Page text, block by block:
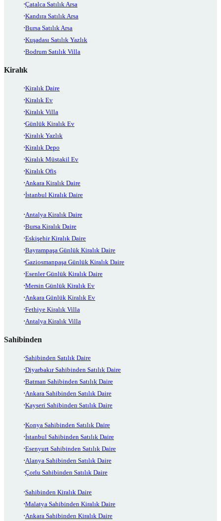
Çatalca Satılık Arsa
Kandıra Satılık Arsa
Bursa Satılık Arsa
Kuşadası Satılık Yazlık
Bodrum Satılık Villa
Kiralık
Kiralık Daire
Kiralık Ev
Kiralık Villa
Günlük Kiralık Ev
Kiralık Yazlık
Kiralık Depo
Kiralık Müstakil Ev
Kiralık Ofis
Ankara Kiralık Daire
İstanbul Kiralık Daire
Antalya Kiralık Daire
Bursa Kiralık Daire
Eskişehir Kiralık Daire
Bayrampaşa Günlük Kiralık Daire
Gaziosmanpaşa Günlük Kiralık Daire
Esenler Günlük Kiralık Daire
Mersin Günlük Kiralık Ev
Ankara Günlük Kiralık Ev
Fethiye Kiralık Villa
Antalya Kiralık Villa
Sahibinden
Sahibinden Satılık Daire
Diyarbakır Sahibinden Satılık Daire
Batman Sahibinden Satılık Daire
Ankara Sahibinden Satılık Daire
Kayseri Sahibinden Satılık Daire
Konya Sahibinden Satılık Daire
İstanbul Sahibinden Satılık Daire
Esenyurt Sahibinden Satılık Daire
Alanya Sahibinden Satılık Daire
Çorlu Sahibinden Satılık Daire
Sahibinden Kiralık Daire
Malatya Sahibinden Kiralık Daire
Ankara Sahibinden Kiralık Daire